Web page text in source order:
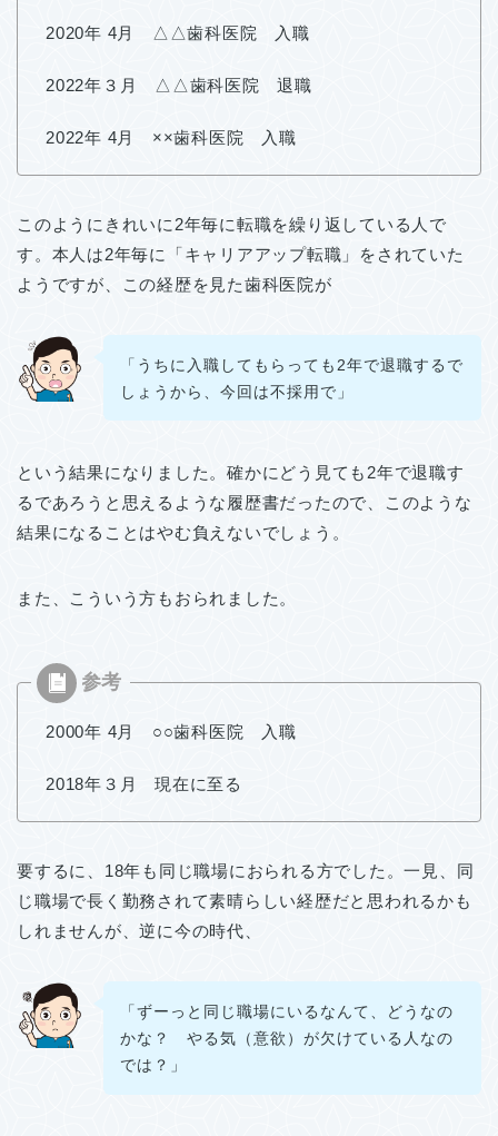
2020年 4月 △△歯科医院 入職
2022年３月 △△歯科医院 退職
2022年 4月 ××歯科医院 入職
このようにきれいに2年毎に転職を繰り返している人で
す。本人は2年毎に「キャリアアップ転職」をされていた
ようですが、この経歴を見た歯科医院が
「うちに入職してもらっても2年で退職するで
しょうから、今回は不採用で」
という結果になりました。確かにどう見ても2年で退職す
るであろうと思えるような履歴書だったので、このような
結果になることはやむ負えないでしょう。
また、こういう方もおられました。
2000年 4月 ○○歯科医院 入職
2018年３月 現在に至る
要するに、18年も同じ職場におられる方でした。一見、同
じ職場で長く勤務されて素晴らしい経歴だと思われるかも
しれませんが、逆に今の時代、
「ずーっと同じ職場にいるなんて、どうなの
かな？ やる気（意欲）が欠けている人なの
では？」